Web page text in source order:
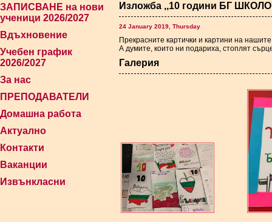
ЗАПИСВАНЕ на нови
ученици 2026/2027
Вдъхновение
Учебен график
2026/2027
За нас
ПРЕПОДАВАТЕЛИ
Домашна работа
Актуално
Контакти
Ваканции
Извънкласни
Изложба ,,10 години БГ
24 January 2019, Thursday
Прекрасните картички и картини на
А думите, които ни подариха, стоплят
Галерия